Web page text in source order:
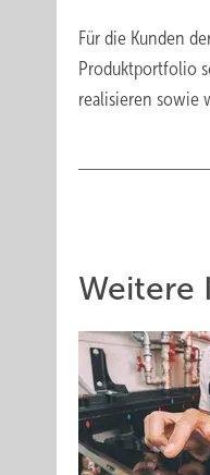
Für die Kunden
Produktportfolio
realisieren sowie
Weitere